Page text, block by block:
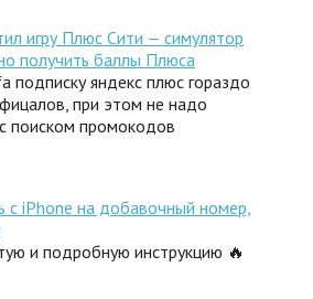
игру Плюс Сити — симулятор
получить баллы Плюса
подписку яндекс плюс гораздо
при этом не надо
поиском промокодов
с iPhone на добавочный номер,
и подробную инструкцию 🔥